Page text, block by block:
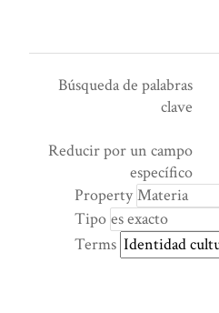
Búsqueda de palabras
clave
Reducir por un campo
específico
Search Property
Tipo de búsqueda
Términos de búsqueda
Ensamblador de Búsqueda
Property
Tipo
Terms